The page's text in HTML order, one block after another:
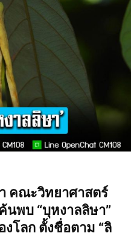
คณะวิทยาศาสตร์
นพบ “บุหงาลลิษา”
โลก ตั้งชื่อตาม “ลิ